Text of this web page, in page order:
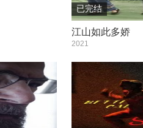
已完结
江山如此多娇
2021